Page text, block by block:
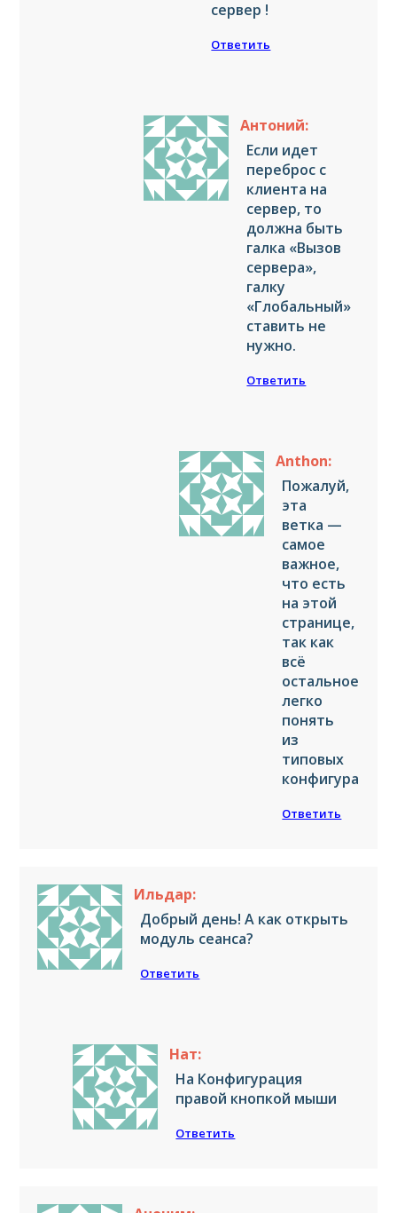
сервер !
Ответить
Антоний:
Если идет
переброс с
клиента на
сервер, то
должна быть
галка «Вызов
сервера»,
галку
«Глобальный»
ставить не
нужно.
Ответить
Anthon:
Пожалуй,
эта
ветка —
самое
важное,
что есть
на этой
странице,
так как
всё
остальное
легко
понять
из
типовых
конфигураций.
Ответить
Ильдар:
Добрый день! А как открыть
модуль сеанса?
Ответить
Нат:
На Конфигурация
правой кнопкой мыши
Ответить